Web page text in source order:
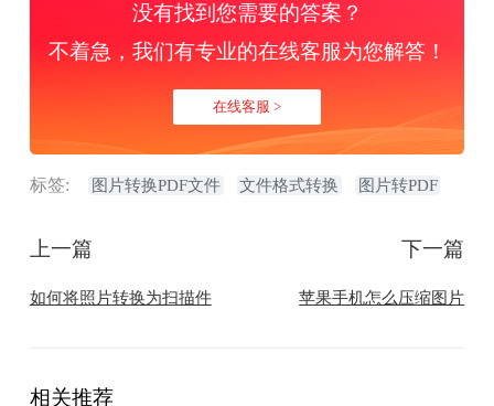
没有找到您需要的答案？
不着急，我们有专业的在线客服为您解答！
在线客服 >
标签: 图片转换PDF文件 文件格式转换 图片转PDF
上一篇
如何将照片转换为扫描件
下一篇
​苹果手机怎么压缩图片
相关推荐